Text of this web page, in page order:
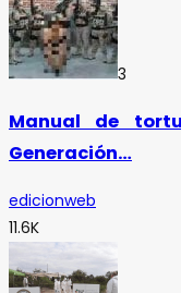
3
Manual de
Generación…
edicionweb
11.6K